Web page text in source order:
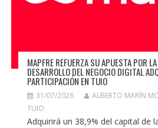
MAPFRE REFUERZA SU APUESTA POR
DESARROLLO DEL NEGOCIO DIGITAL
PARTICIPACIÓN EN TUIO
31/07/2026 ALBERTO MARÍN
TUIO
Adquirirá un 38,9% del capital de